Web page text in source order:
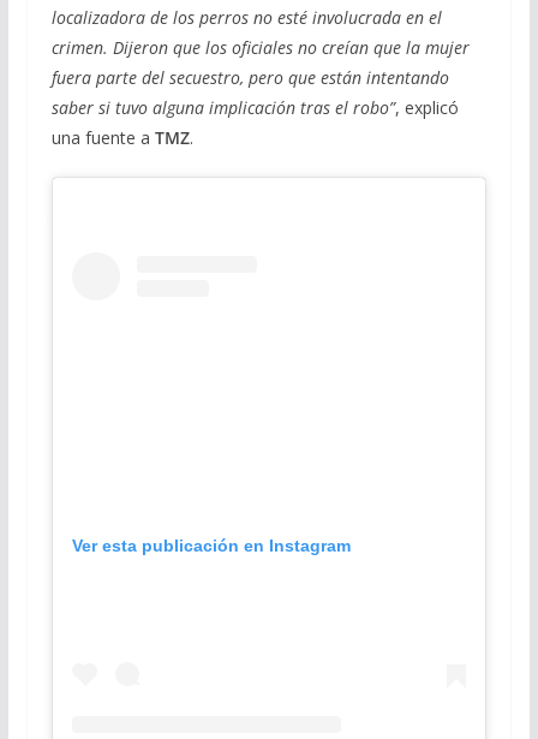
localizadora de los perros no esté involucrada en el
crimen. Dijeron que los oficiales no creían que la mujer
fuera parte del secuestro, pero que están intentando
saber si tuvo alguna implicación tras el robo”, explicó
una fuente a TMZ.
Ver esta publicación en Instagram